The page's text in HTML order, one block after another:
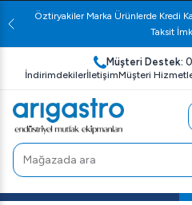
Öztiryakiler Marka Ürünlerde Kredi
Taksit
Müşteri Destek:
İndirimdekilerİletişimMüşteri